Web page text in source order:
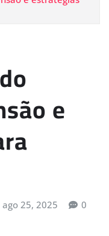
e
ago 25, 2025 0